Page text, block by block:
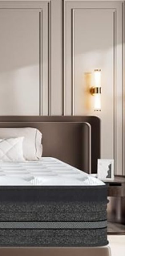
de le
un
et ventilé
vingt-quatre
aidera
nouvel
dissiper
à
retrouver
sa